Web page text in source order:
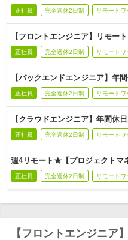
正社員 完全週休2日制 リモートワ
【フロントエンジニア】リモー
正社員 完全週休2日制 リモートワ
【バックエンドエンジニア】年
正社員 完全週休2日制 リモートワ
【クラウドエンジニア】年間休
正社員 完全週休2日制 リモートワ
週4リモート★【プロジェクトマ
正社員 完全週休2日制 リモートワ
【フロントエンジニア